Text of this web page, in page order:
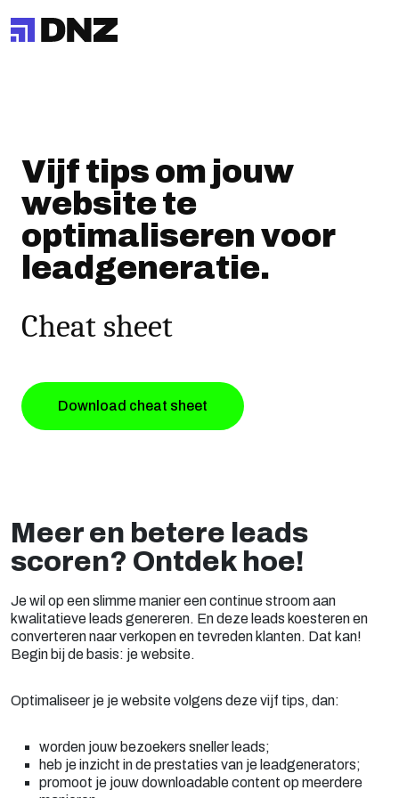
Vijf tips om jouw
website te
optimaliseren voor
leadgeneratie.
Cheat sheet
Download cheat sheet
Meer en betere leads
scoren? Ontdek hoe!
Je wil op een slimme manier een continue stroom aan
kwalitatieve leads genereren. En deze leads koesteren en
converteren naar verkopen en tevreden klanten. Dat kan!
Begin bij de basis: je website.
Optimaliseer je je website volgens deze vijf tips, dan:
worden jouw bezoekers sneller leads;
heb je inzicht in de prestaties van je leadgenerators;
promoot je jouw downloadable content op meerdere